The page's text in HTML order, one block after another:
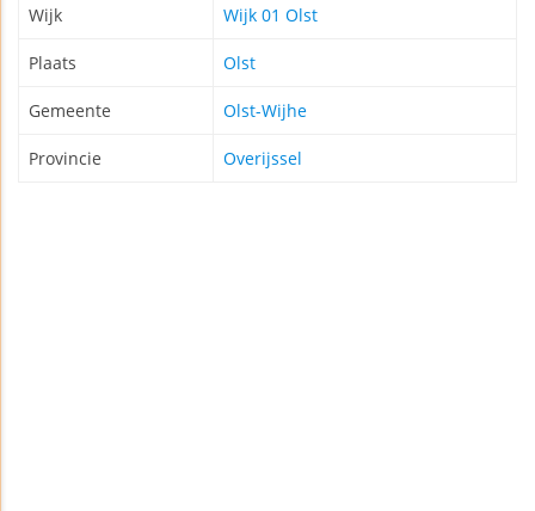
Wijk Wijk 01 Olst
Plaats Olst
Gemeente Olst-Wijhe
Provincie Overijssel